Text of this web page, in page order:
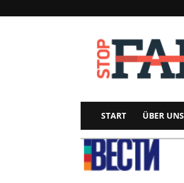
StopFake
START ÜBER UNS